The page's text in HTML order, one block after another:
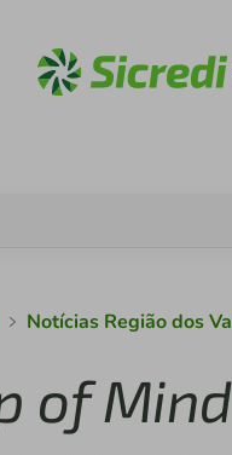
Notícias Região dos
of